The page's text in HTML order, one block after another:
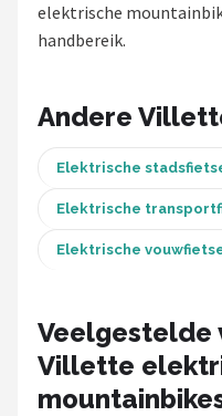
Volare
AXA
BBB Cycling
Voltano
Shimano
elektrische
handbereik.
Andere
Elektrische
Elektrische
Elektrische
Veelgestelde
Villette